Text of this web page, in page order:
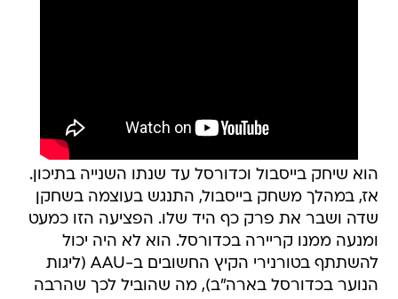
הוא שיחק בייסבול וכדורסל עד שנתו השנייה בתיכון.
אז, במהלך משחק בייסבול, התנגש בעוצמה בשחקן
שדה ושבר את פרק כף היד שלו. הפציעה הזו כמעט
ומנעה ממנו קריירה בכדורסל. הוא לא היה יכול
להשתתף בטורנירי הקיץ החשובים ב-AAU (ליגות
הנוער בכדורסל בארה"ב), מה שהוביל לכך שהרבה